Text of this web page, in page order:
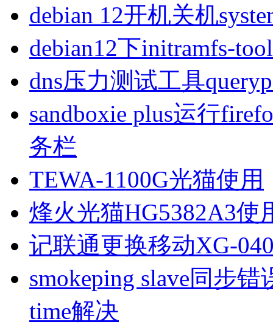
debian 12开机关机
debian12下initramfs-
dns压力测试工具
sandboxie plus运行
务栏
TEWA-1100G光猫使用
烽火光猫HG5382A3使
记联通更换移动XG-
smokeping slave同步错
time解决